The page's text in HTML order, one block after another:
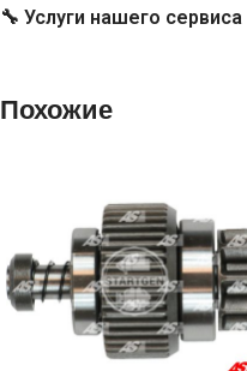
🔧 Услуги нашего сервиса
Похожие